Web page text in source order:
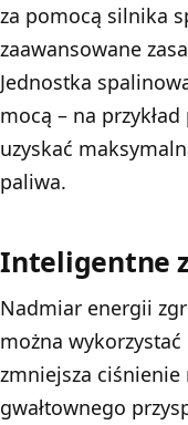
za pomocą silnika
zaawansowane
Jednostka
mocą – na
uzyskać
paliwa.
Inteligentne
Nadmiar energii
można
zmniejsza
gwałtownego